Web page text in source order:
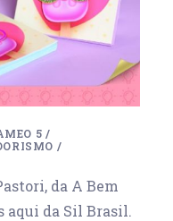
5 /
/
da A Bem
aqui da Sil Brasil.